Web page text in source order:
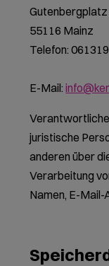
Gutenbergplatz
55116 Mainz
Telefon:
E-Mail:
juristische
anderen über
Verarbeitung
Namen, E-